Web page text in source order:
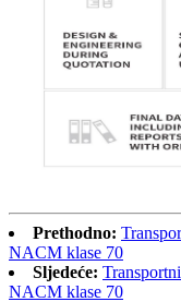
Prethodno:
NACM klase 70
Sljedeće:
NACM klase 70